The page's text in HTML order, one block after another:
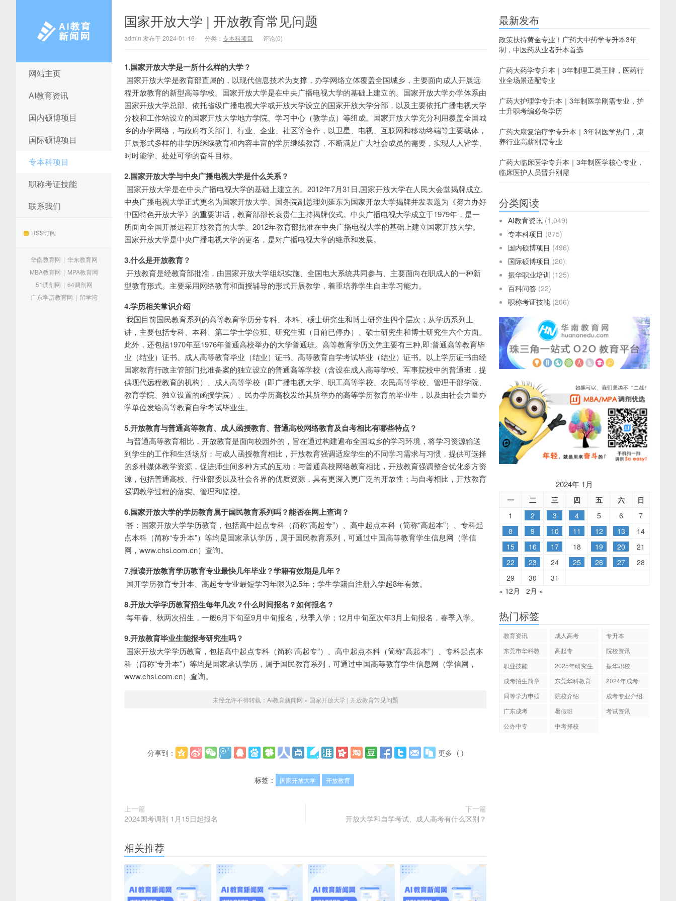
AI教育新闻网
网站主页
AI教育资讯
国内硕博项目
国际硕博项目
专本科项目
职称考证技能
联系我们
RSS订阅
华南教育网 | 华东教育网
MBA教育网 | MPA教育网
51调剂网 | 64调剂网
广东学历教育网 | 留学湾
国家开放大学 | 开放教育常见问题
admin 发布于 2024-01-16 分类： 专本科项目 评论(0)
1.国家开放大学是一所什么样的大学？
国家开放大学是教育部直属的，以现代信息技术为支撑，办学网络立体覆盖全国城乡，主要面向成人开展远
程开放教育的新型高等学校。国家开放大学是在中央广播电视大学的基础上建立的。国家开放大学办学体系由
国家开放大学总部、依托省级广播电视大学或开放大学设立的国家开放大学分部，以及主要依托广播电视大学
分校和工作站设立的国家开放大学地方学院、学习中心（教学点）等组成。国家开放大学充分利用覆盖全国城
乡的办学网络，与政府有关部门、行业、企业、社区等合作，以卫星、电视、互联网和移动终端等主要载体，
开展形式多样的非学历继续教育和内容丰富的学历继续教育，不断满足广大社会成员的需要，实现人人皆学、
时时能学、处处可学的奋斗目标。
2.国家开放大学与中央广播电视大学是什么关系？
国家开放大学是在中央广播电视大学的基础上建立的。2012年7月31日,国家开放大学在人民大会堂揭牌成立,
中央广播电视大学正式更名为国家开放大学。国务院副总理刘延东为国家开放大学揭牌并发表题为《努力办好
中国特色开放大学》的重要讲话，教育部部长袁贵仁主持揭牌仪式。中央广播电视大学成立于1979年，是一
所面向全国开展远程开放教育的大学。2012年教育部批准在中央广播电视大学的基础上建立国家开放大学。
国家开放大学是中央广播电视大学的更名，是对广播电视大学的继承和发展。
3.什么是开放教育？
开放教育是经教育部批准，由国家开放大学组织实施、全国电大系统共同参与、主要面向在职成人的一种新
型教育形式。主要采用网络教育和面授辅导的形式开展教学，着重培养学生自主学习能力。
4.学历相关常识介绍
我国目前国民教育系列的高等教育学历分专科、本科、硕士研究生和博士研究生四个层次；从学历系列上
讲，主要包括专科、本科、第二学士学位班、研究生班（目前已停办）、硕士研究生和博士研究生六个方面。
此外，还包括1970年至1976年普通高校举办的大学普通班。高等教育学历文凭主要有三种,即:普通高等教育毕
业（结业）证书、成人高等教育毕业（结业）证书、高等教育自学考试毕业（结业）证书。以上学历证书由经
国家教育行政主管部门批准备案的独立设立的普通高等学校（含设在成人高等学校、军事院校中的普通班，提
供现代远程教育的机构）、成人高等学校（即广播电视大学、职工高等学校、农民高等学校、管理干部学院、
教育学院、独立设置的函授学院）、民办学历高校发给其所举办的高等学历教育的毕业生，以及由社会力量办
学单位发给高等教育自学考试毕业生。
5.开放教育与普通高等教育、成人函授教育、普通高校网络教育及自考相比有哪些特点？
与普通高等教育相比，开放教育是面向校园外的，旨在通过构建遍布全国城乡的学习环境，将学习资源输送
到学生的工作和生活场所；与成人函授教育相比，开放教育强调适应学生的不同学习需求与习惯，提供可选择
的多种媒体教学资源，促进师生间多种方式的互动；与普通高校网络教育相比，开放教育强调整合优化多方资
源，包括普通高校、行业部委以及社会各界的优质资源，具有更深入更广泛的开放性；与自考相比，开放教育
强调教学过程的落实、管理和监控。
6.国家开放大学的学历教育属于国民教育系列吗？能否在网上查询？
答：国家开放大学学历教育，包括高中起点专科（简称“高起专”）、高中起点本科（简称“高起本”）、专科起
点本科（简称“专升本”）等均是国家承认学历，属于国民教育系列，可通过中国高等教育学生信息网（学信
网，www.chsi.com.cn）查询。
7.报读开放教育学历教育专业最快几年毕业？学籍有效期是几年？
国开学历教育专升本、高起专专业最短学习年限为2.5年；学生学籍自注册入学起8年有效。
8.开放大学学历教育招生每年几次？什么时间报名？如何报名？
每年春、秋两次招生，一般6月下旬至9月中旬报名，秋季入学；12月中旬至次年3月上旬报名，春季入学。
9.开放教育毕业生能报考研究生吗？
国家开放大学学历教育，包括高中起点专科（简称“高起专”）、高中起点本科（简称“高起本”）、专科起点本
科（简称“专升本”）等均是国家承认学历，属于国民教育系列，可通过中国高等教育学生信息网（学信网，
www.chsi.com.cn）查询。
未经允许不得转载： AI教育新闻网 » 国家开放大学 | 开放教育常见问题
分享到： 更多 ( )
标签： 国家开放大学 开放教育
上一篇
2024国考调剂 1月15日起报名
下一篇
开放大学和自学考试、成人高考有什么区别？
相关推荐
最新发布
政策扶持黄金专业！广药大中药学专升本3年
制，中医药从业者升本首选
广药大药学专升本｜3年制理工类王牌，医药行
业全场景适配专业
广药大护理学专升本｜3年制医学刚需专业，护
士升职考编必备学历
广药大康复治疗学专升本｜3年制医学热门，康
养行业高薪刚需专业
广药大临床医学专升本｜3年制医学核心专业，
临床医护人员晋升刚需
分类阅读
AI教育资讯 (1,049)
专本科项目 (875)
国内硕博项目 (496)
国际硕博项目 (20)
振华职业培训 (125)
百科问答 (22)
职称考证技能 (206)
2024年 1月
一 二 三 四 五 六
日
1
2 3 4 5 6
7
8
9 10 11 12 13
14
15
16 17 18 19 20
21
22
23 24 25 26 27
28
29
30
31
« 12月
2月 »
热门标签
教育资讯 成人高考
专升本
东莞市华科教
高起专
院校资讯
职业技能
2025年研究生
振华职校
成考招生简章
东莞华科教育
2024年成考
同等学力申硕
院校介绍
成考专业介绍
广东成考
暑假班
考试资讯
公办中专
中考择校